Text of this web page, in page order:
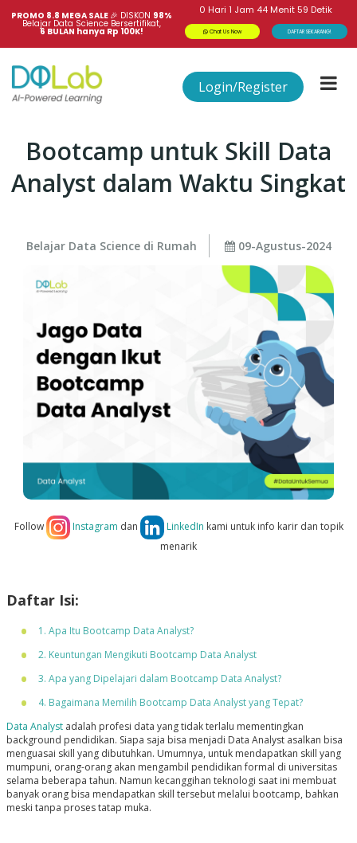
PROMO 8.8 MEGA SALE 🎉 DISKON 98%
Belajar Data Science Bersertifikat,
6 BULAN hanya Rp 100K!
0 Hari 1 Jam 44 Menit 59 Detik
Chat Us Now DAFTAR SEKARANG!
Login/Register
Bootcamp untuk Skill Data
Analyst dalam Waktu Singkat
Belajar Data Science di Rumah 09-Agustus-2024
Follow Instagram dan LinkedIn kami untuk info karir dan topik
menarik
Daftar Isi:
1. Apa Itu Bootcamp Data Analyst?
2. Keuntungan Mengikuti Bootcamp Data Analyst
3. Apa yang Dipelajari dalam Bootcamp Data Analyst?
4. Bagaimana Memilih Bootcamp Data Analyst yang Tepat?
Data Analystadalah profesi data yang tidak terlalu mementingkan
background pendidikan. Siapa saja bisa menjadi Data Analyst asalkan bisa
menguasai skill yang dibutuhkan. Umumnya, untuk mendapatkan skill yang
mumpuni, orang-orang akan mengambil pendidikan formal di universitas
selama beberapa tahun. Namun kecanggihan teknologi saat ini membuat
banyak orang bisa mendapatkan skill tersebut melalui bootcamp, bahkan
meski tanpa proses tatap muka.